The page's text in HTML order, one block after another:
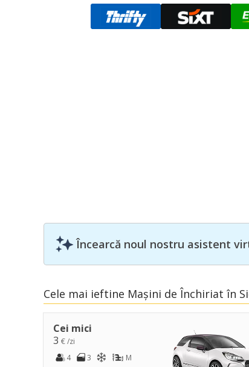
Încearcă noul nostru asistent
Cele mai ieftine Mașini de Închiriat în
Cei mici
3 € /zi
4
3 M